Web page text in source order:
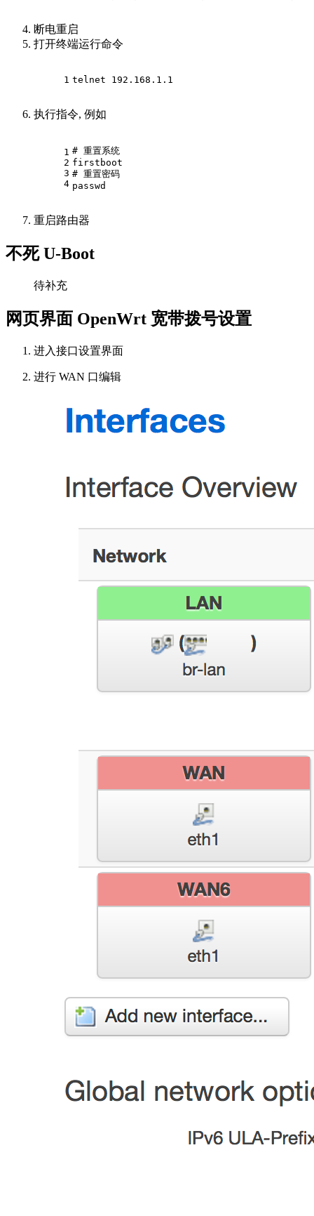
断电重启
打开终端运行命令
1 telnet 192.168.1.1
执行指令, 例如
1
2
3
4
# 重置系统
firstboot
# 重置密码
passwd
重启路由器
不死 U-Boot
待补充
网页界面 OpenWrt 宽带拨号设置
进入接口设置界面
进行 WAN 口编辑